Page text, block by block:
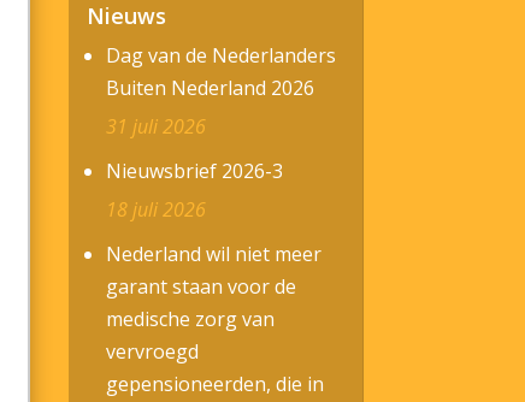
Nieuws
Dag van de Nederlanders
Buiten Nederland 2026
31 juli 2026
Nieuwsbrief 2026-3
18 juli 2026
Nederland wil niet meer
garant staan voor de
medische zorg van
vervroegd
gepensioneerden, die in